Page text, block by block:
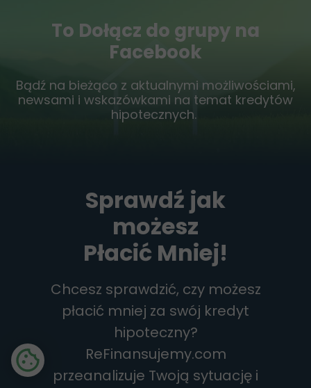
To Dołącz do grupy na
Facebook
Bądź na bieżąco z aktualnymi możliwościami,
newsami i wskazówkami na temat kredytów
hipotecznych.
Chcesz sprawdzić, czy możesz
płacić mniej za swój kredyt
hipoteczny?
ReFinansujemy.com
przeanalizuje Twoją sytuację i
Sprawdź jak
możesz
Płacić Mniej!